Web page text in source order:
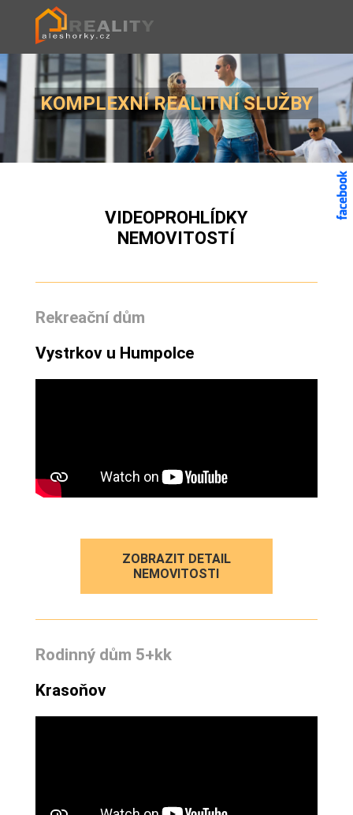
KOMPLEXNÍ REALITNÍ SLUŽBY
VIDEOPROHLÍDKY
NEMOVITOSTÍ
Rekreační dům
Vystrkov u Humpolce
ZOBRAZIT DETAIL
NEMOVITOSTI
Rodinný dům 5+kk
Krasoňov